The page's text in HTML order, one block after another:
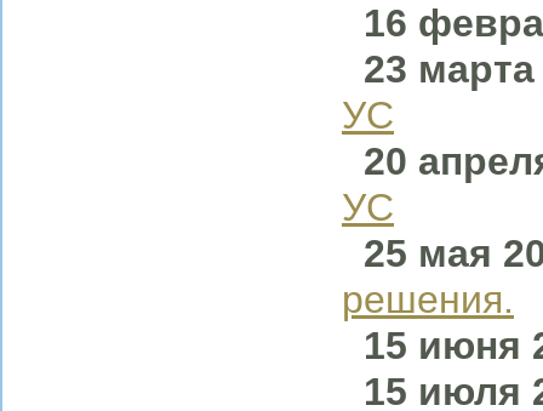
16
23 марта
УС
20
УС
25
решения.
15 июня
15